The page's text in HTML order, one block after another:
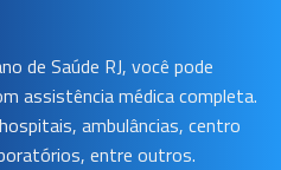
de Saúde RJ, você pode
assistência médica completa.
ambulâncias, centro
entre outros.